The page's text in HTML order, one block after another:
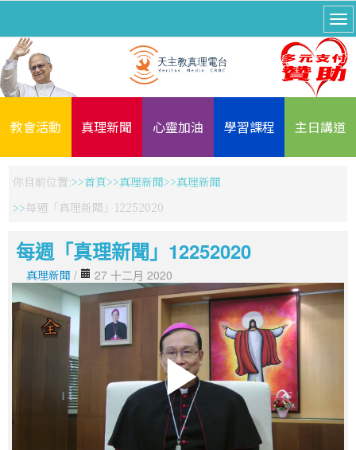
教會活動 真理新聞 心靈加油 學習課程 主日講道
你目前位置: 首頁 真理新聞
真理新聞
每週「真理新聞」12252020
每週「真理新聞」12252020
真理新聞 / 27 十二月 2020